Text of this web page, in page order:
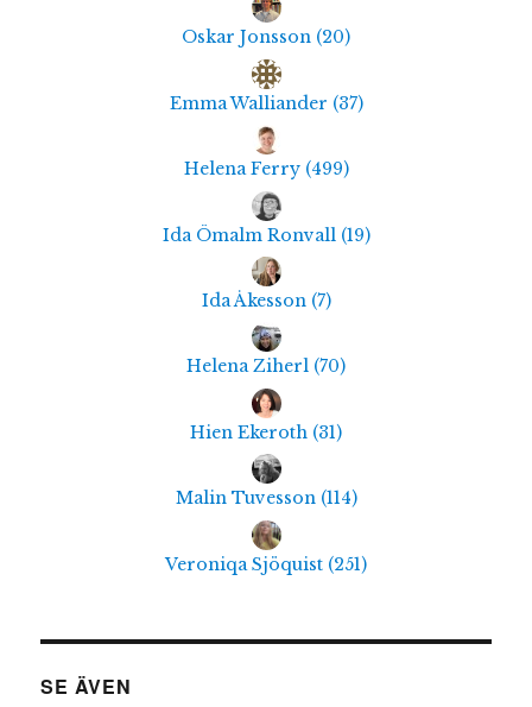
Oskar Jonsson (20)
Emma Walliander (37)
Helena Ferry (499)
Ida Ömalm Ronvall (19)
Ida Åkesson (7)
Helena Ziherl (70)
Hien Ekeroth (31)
Malin Tuvesson (114)
Veroniqa Sjöquist (251)
SE ÄVEN